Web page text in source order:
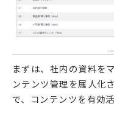
まずは、社内の資料を
ンテンツ管理を属人化
で、コンテンツを有効